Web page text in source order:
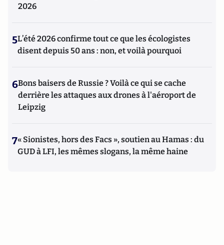
2026
5L’été 2026 confirme tout ce que les écologistes
disent depuis 50 ans : non, et voilà pourquoi
6Bons baisers de Russie ? Voilà ce qui se cache
derrière les attaques aux drones à l'aéroport de
Leipzig
7« Sionistes, hors des Facs », soutien au Hamas : du
GUD à LFI, les mêmes slogans, la même haine